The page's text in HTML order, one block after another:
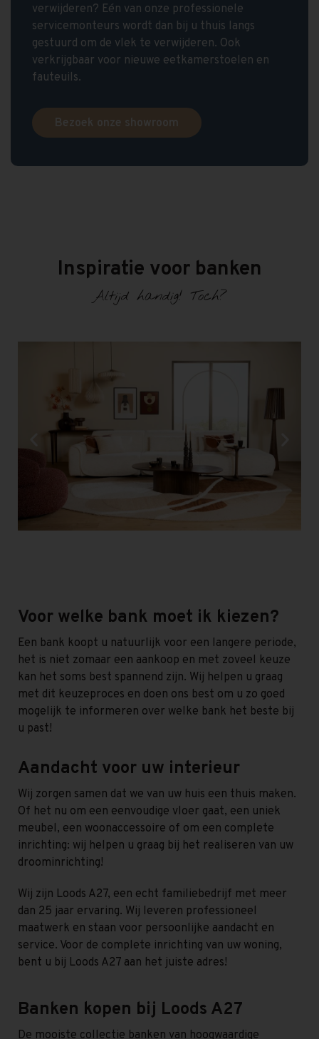
verwijderen? Eén van onze professionele
servicemonteurs wordt dan bij u thuis langs
gestuurd om de vlek te verwijderen. Ook
verkrijgbaar voor nieuwe eetkamerstoelen en
fauteuils.
Bezoek onze showroom
Inspiratie voor banken
Altijd handig! Toch?
Voor welke bank moet ik kiezen?
Een bank koopt u natuurlijk voor een langere periode,
het is niet zomaar een aankoop en met zoveel keuze
kan het soms best spannend zijn. Wij helpen u graag
met dit keuzeproces en doen ons best om u zo goed
mogelijk te informeren over welke bank het beste bij
u past!
Aandacht voor uw interieur
Wij zorgen samen dat we van uw huis een thuis maken.
Of het nu om een eenvoudige vloer gaat, een uniek
meubel, een woonaccessoire of om een complete
inrichting: wij helpen u graag bij het realiseren van uw
droominrichting!
Wij zijn Loods A27, een echt familiebedrijf met meer
dan 25 jaar ervaring. Wij leveren professioneel
maatwerk en staan voor persoonlijke aandacht en
service. Voor de complete inrichting van uw woning,
bent u bij Loods A27 aan het juiste adres!
Banken kopen bij Loods A27
De mooiste collectie banken van hoogwaardige